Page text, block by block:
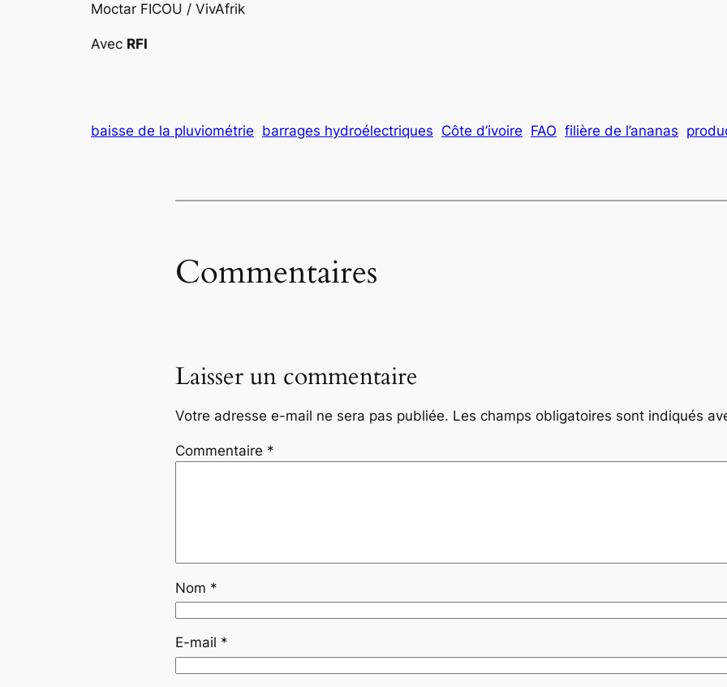
Moctar FICOU / VivAfrik
Avec RFI
baisse de la pluviométrie barrages hydroélectriques Côte d’ivoire FAO filière de l’ananas
Commentaires
Laisser un commentaire
Votre adresse e-mail ne sera pas publiée. Les champs obligatoires sont indiqués
Commentaire *
Nom *
E-mail *